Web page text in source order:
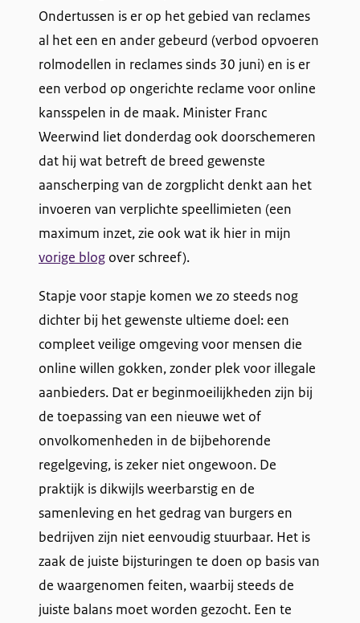
Ondertussen is er op het gebied van reclames
al het een en ander gebeurd (verbod opvoeren
rolmodellen in reclames sinds 30 juni) en is er
een verbod op ongerichte reclame voor online
kansspelen in de maak. Minister Franc
Weerwind liet donderdag ook doorschemeren
dat hij wat betreft de breed gewenste
aanscherping van de zorgplicht denkt aan het
invoeren van verplichte speellimieten (een
maximum inzet, zie ook wat ik hier in mijn
vorige blog over schreef).
Stapje voor stapje komen we zo steeds nog
dichter bij het gewenste ultieme doel: een
compleet veilige omgeving voor mensen die
online willen gokken, zonder plek voor illegale
aanbieders. Dat er beginmoeilijkheden zijn bij
de toepassing van een nieuwe wet of
onvolkomenheden in de bijbehorende
regelgeving, is zeker niet ongewoon. De
praktijk is dikwijls weerbarstig en de
samenleving en het gedrag van burgers en
bedrijven zijn niet eenvoudig stuurbaar. Het is
zaak de juiste bijsturingen te doen op basis van
de waargenomen feiten, waarbij steeds de
juiste balans moet worden gezocht. Een te